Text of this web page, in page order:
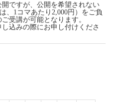
ですが、公開を希望されない
、1コマあたり2,000円）をご負
受講が可能となります。
込みの際にお申し付けくださ